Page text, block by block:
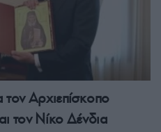
τον Αρχιεπίσκοπο
τον Νίκο Δένδια